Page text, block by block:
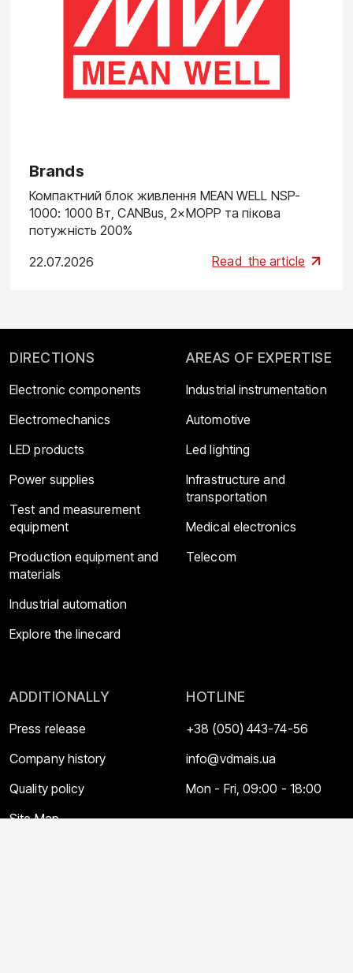
Brands
Компактний блок живлення MEAN WELL NSP-
1000: 1000 Вт, CANBus, 2×MOPP та пікова
потужність 200%
22.07.2026 Read the article
DIRECTIONS
Electronic components
Electromechanics
LED products
Power supplies
Test and measurement
equipment
Production equipment and
materials
Industrial automation
Explore the linecard
AREAS OF EXPERTISE
Industrial instrumentation
Automotive
Led lighting
Infrastructure and
transportation
Medical electronics
Telecom
ADDITIONALLY
Press release
Company history
Quality policy
Site Map
HOTLINE
+38 (050) 443-74-56
info@vdmais.ua
Mon - Fri, 09:00 - 18:00